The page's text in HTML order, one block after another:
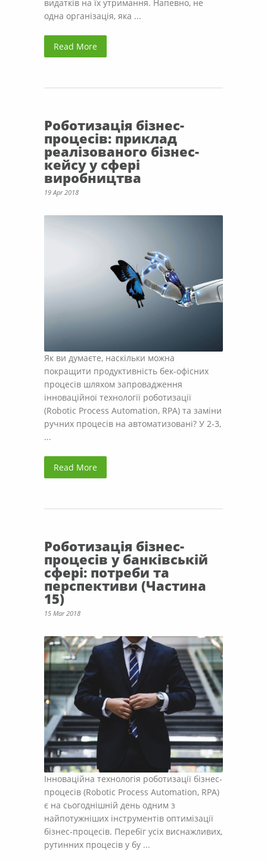
видатків на їх утримання. Напевно, не
одна організація, яка ...
Read More
Роботизація бізнес-
процесів: приклад
реалізованого бізнес-
кейсу у сфері
виробництва
19 Apr 2018
Як ви думаєте, наскільки можна
покращити продуктивність бек-офісних
процесів шляхом запровадження
інноваційної технології роботизації
(Robotic Process Automation, RPA) та заміни
ручних процесів на автоматизовані? У 2-3,
...
Read More
Роботизація бізнес-
процесів у банківській
сфері: потреби та
перспективи (Частина
15)
15 Mar 2018
Інноваційна технологія роботизації бізнес-
процесів (Robotic Process Automation, RPA)
є на сьогоднішній день одним з
найпотужніших інструментів оптимізації
бізнес-процесів. Перебіг усіх виснажливих,
рутинних процесів у бу ...